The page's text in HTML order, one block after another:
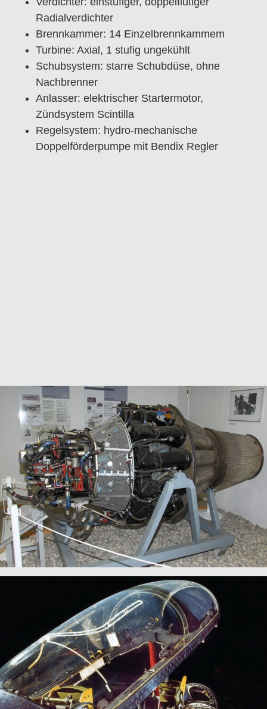
Radialverdichter
Brennkammer: 14 Einzelbrennkammem
Turbine: Axial, 1 stufig ungekühlt
Schubsystem: starre Schubdüse, ohne
Nachbrenner
Anlasser: elektrischer Startermotor,
Zündsystem Scintilla
Regelsystem: hydro-mechanische
Doppelförderpumpe mit Bendix Regler